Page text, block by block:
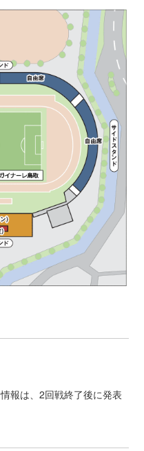
報は、2回戦終了後に発表